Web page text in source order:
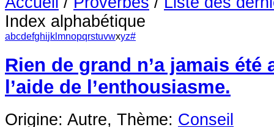
Index alphabétique
abcdefghijk mnopqrstuvwxyz#
Rien de grand n’a jamais été
l’aide de l’enthousiasme.
Origine: Autre, Thème: Conseil